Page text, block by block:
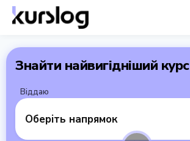
Знайти найвигідніший курс
Віддаю
Оберіть напрямок